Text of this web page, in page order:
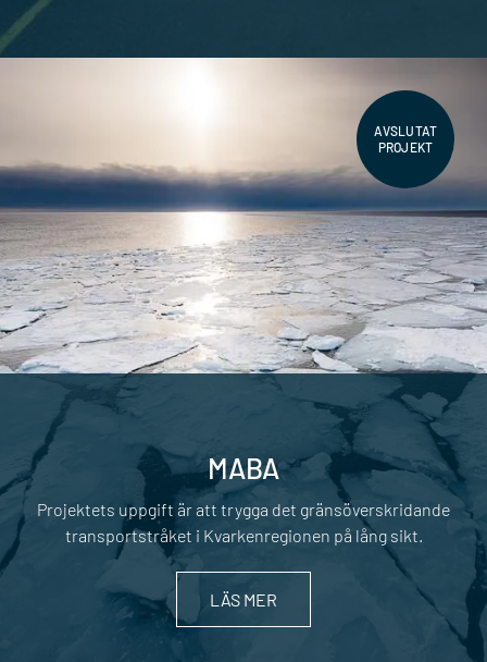
AVSLUTAT
PROJEKT
MABA
Projektets uppgift är att trygga det gränsöverskridande
transportstråket i Kvarkenregionen på lång sikt.
LÄS MER